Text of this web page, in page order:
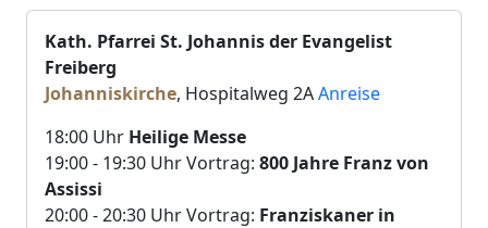
Kath. Pfarrei St. Johannis der Evangelist
Freiberg
Johanniskirche, Hospitalweg 2AAnreise
18:00 Uhr Heilige Messe
19:00 - 19:30 Uhr Vortrag: 800 Jahre Franz von
Assissi
20:00 - 20:30 Uhr Vortrag: Franziskaner in